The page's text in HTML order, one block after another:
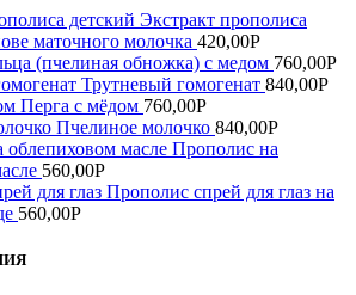
Экстракт прополиса
маточного молочка 420,00Р
(пчелиная обножка) с медом 760,00Р
Трутневый гомогенат 840,00Р
Перга с мёдом 760,00Р
Пчелиное молочко 840,00Р
Прополис на
560,00Р
Прополис спрей для глаз на
560,00Р